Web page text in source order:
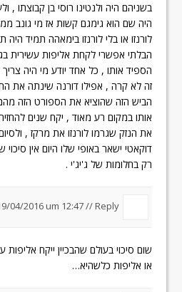
בשניהם היה ולנטינו רוסי בן קבוצתו ,
היה שם הוא גימגם קשות אז מי גונב
לורנזו או בלי לורנזו בימאהה תמיד
זה לא קרה , אפילו דורנה שינתה את
הביש הזה שהוציא את הספורט הזה
אותו במקום רע מאוד , יקח שנים
את הנזק שגרמו לורנזו את מרקז ,
דוקאטי ישאר באופי שלו היום אין סיכוי
רק בחלומות של ג'יג'י .
04/2016 um 12:47//Reply
שום סיכוי בעולם שהבכיין ייקח אליפות
או אליפות כלשהיא…